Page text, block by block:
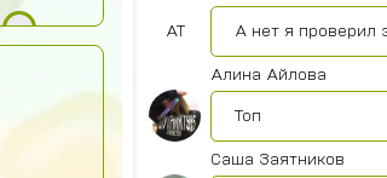
AT А нет я проверил
Алина Айлова
Топ
Саша Заятников